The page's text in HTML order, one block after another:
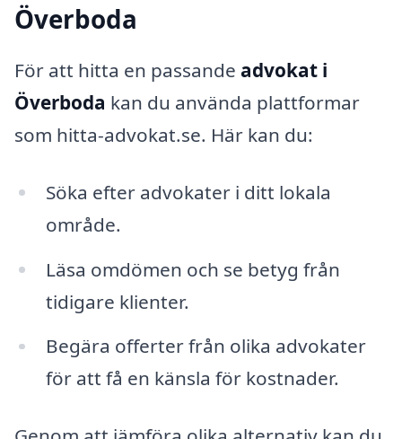
Överboda
För att hitta en passande advokat i
Överboda kan du använda plattformar
som hitta-advokat.se. Här kan du:
Söka efter advokater i ditt lokala
område.
Läsa omdömen och se betyg från
tidigare klienter.
Begära offerter från olika advokater
för att få en känsla för kostnader.